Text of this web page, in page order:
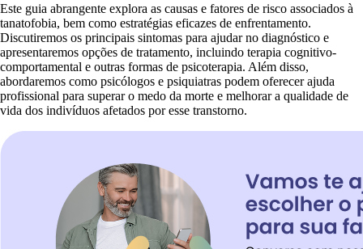
Este guia abrangente explora as causas e fatores de risco associados à
tanatofobia, bem como estratégias eficazes de enfrentamento.
Discutiremos os principais sintomas para ajudar no diagnóstico e
apresentaremos opções de tratamento, incluindo terapia cognitivo-
comportamental e outras formas de psicoterapia. Além disso,
abordaremos como psicólogos e psiquiatras podem oferecer ajuda
profissional para superar o medo da morte e melhorar a qualidade de
vida dos indivíduos afetados por esse transtorno.